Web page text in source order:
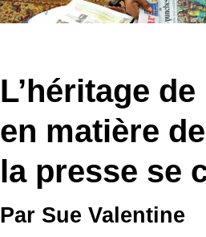
L’héritage
en matière
la presse se
Par Sue Valentine